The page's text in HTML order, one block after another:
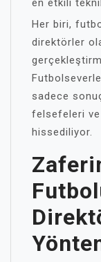
en etkili
Her biri,
direktörler
sadece
felsefeleri ve
hissediliyor.